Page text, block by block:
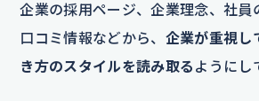
企業の採用ページ、企業理念、社員
口コミ情報などから、 企業が重視し
き方のスタイルを読み取る ようにし